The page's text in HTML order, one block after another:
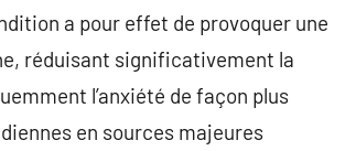
a pour effet de provoquer une
réduisant significativement la
l’anxiété de façon plus
en sources majeures